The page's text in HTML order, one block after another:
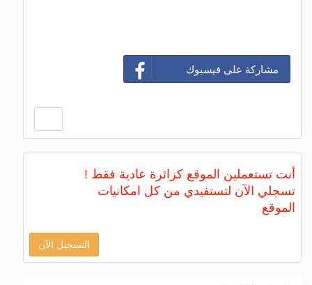
مشاركة على فيسبوك
أنت تستعملين الموقع كزائرة عادية فقط !
تسجلي الآن لتستفيدي من كل امكانيات
الموقع
التسجيل الآن